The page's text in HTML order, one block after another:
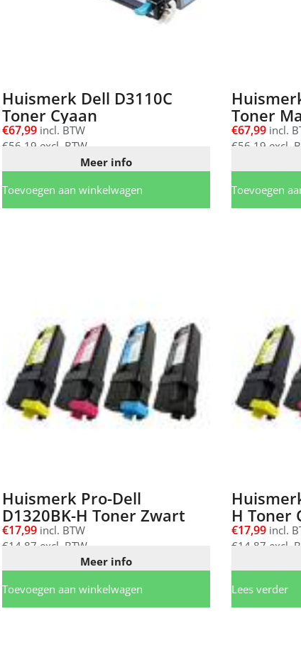
Huismerk Dell D3110C
Toner Cyaan
€67,99 incl. BTW
€56,19 excl. BTW
Meer info
Toevoegen aan winkelwagen
Toner
€67,99incl.
€56,19 excl.
Toevoegen
Huismerk Pro-Dell
D1320BK-H Toner Zwart
€17,99 incl. BTW
€14,87 excl. BTW
Meer info
Toevoegen aan winkelwagen
H Toner
€17,99incl.
€14,87 excl.
Lees verder